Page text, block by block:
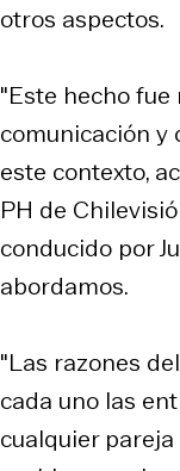
otros aspectos.
"Este hecho
comunicación y
este contexto,
PH de
conducido por
abordamos.
"Las razones
cada uno las
cualquier